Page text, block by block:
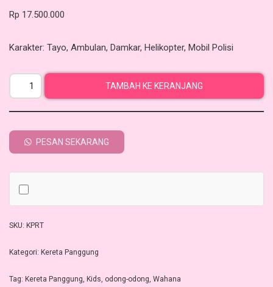
Rp 17.500.000
Karakter: Tayo, Ambulan, Damkar, Helikopter, Mobil Polisi
TAMBAH KE KERANJANG
PESAN SEKARANG
SKU: KPRT
Kategori: Kereta Panggung
Tag: Kereta Panggung, Kids, odong-odong, Wahana